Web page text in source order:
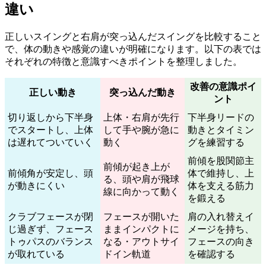
違い
正しいスイングと右肩が突っ込んだスイングを比較すること
で、体の動きや感覚の違いが明確になります。以下の表では
それぞれの特徴と意識すべきポイントを整理しました。
正しい動き 突っ込んだ動き
改善の意識ポイ
ント
切り返しから下半身
でスタートし、上体
は遅れてついていく
上体・右肩が先行
して手や腕が急に
動く
下半身リードの
動きとタイミン
グを練習する
前傾角が安定し、頭
が動きにくい
前傾が起き上が
る、頭や肩が飛球
線に向かって動く
前傾を股関節主
体で維持し、上
体を支える筋力
を鍛える
クラブフェースが閉
じ過ぎず、フェース
トゥパスのバランス
が取れている
フェースが開いた
ままインパクトに
なる・アウトサイ
ドイン軌道
肩の入れ替えイ
メージを持ち、
フェースの向き
を確認する